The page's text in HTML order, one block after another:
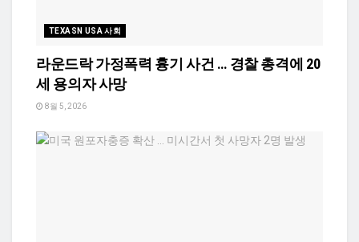
TEXASN USA 사회
라운드락 가정폭력 흉기 사건 … 경찰 총격에 20
세 용의자 사망
8월 5, 2026